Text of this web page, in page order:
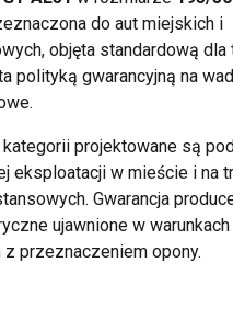
do aut miejskich i
objęta standardową dla
polityką gwarancyjną na
kategorii projektowane są
eksploatacji w mieście i na
Gwarancja
ujawnione w
z przeznaczeniem opony.